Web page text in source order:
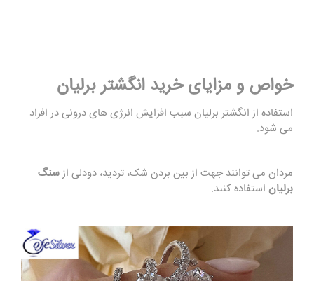
خواص و مزایای خرید انگشتر برلیان
استفاده از انگشتر برلیان سبب افزایش انرژی های درونی در افراد
می شود.
مردان می توانند جهت از بین بردن شک، تردید، دودلی ازسنگ
برلیان استفاده کنند.